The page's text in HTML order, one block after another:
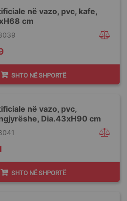
në vazo, pvc, kafe,
cm
SHTO NË SHPORTË
në vazo, pvc,
Dia.43xH90 cm
SHTO NË SHPORTË